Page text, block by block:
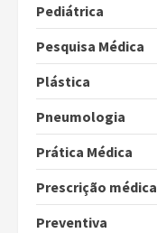
Pediátrica
Pesquisa Médica
Plástica
Pneumologia
Prática Médica
Prescrição médica
Preventiva